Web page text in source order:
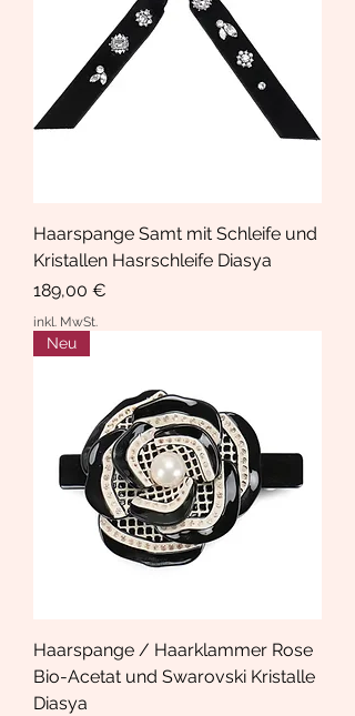
Haarspange Samt mit Schleife und
Kristallen Hasrschleife Diasya
Preis
189,00 €
inkl. MwSt.
Neu
Haarspange / Haarklammer Rose
Bio-Acetat und Swarovski Kristalle
Diasya